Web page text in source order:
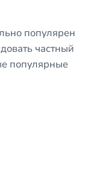
популярен
частный
популярные